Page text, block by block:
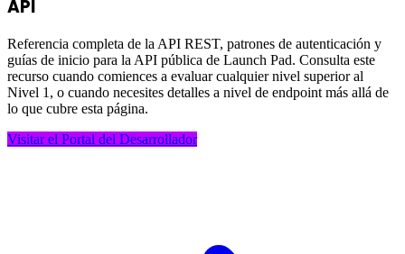
API
Referencia completa de la API REST, patrones de autenticación y
guías de inicio para la API pública de Launch Pad. Consulta este
recurso cuando comiences a evaluar cualquier nivel superior al
Nivel 1, o cuando necesites detalles a nivel de endpoint más allá de
lo que cubre esta página.
Visitar el Portal del Desarrollador